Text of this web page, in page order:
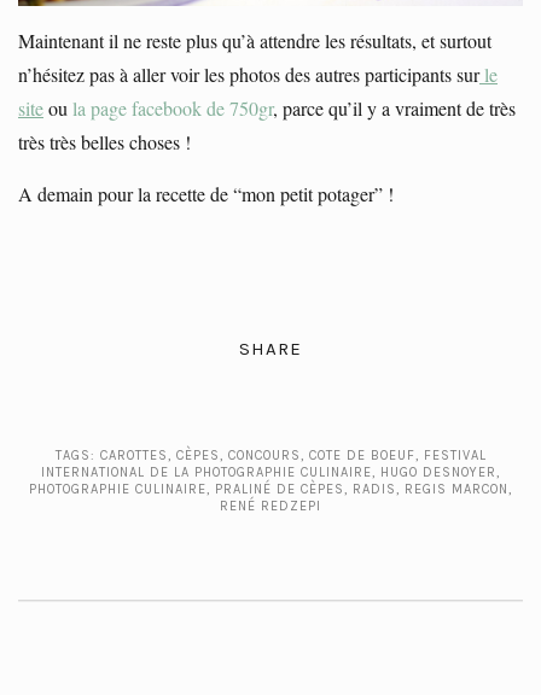
Maintenant il ne reste plus qu’à attendre les résultats, et surtout
n’hésitez pas à aller voir les photos des autres participants surle
siteou la page facebook de 750gr, parce qu’il y a vraiment de très
très très belles choses !
A demain pour la recette de “mon petit potager” !
SHARE
TAGS: CAROTTES, CÈPES, CONCOURS, COTE DE BOEUF, FESTIVAL
INTERNATIONAL DE LA PHOTOGRAPHIE CULINAIRE, HUGO DESNOYER,
PHOTOGRAPHIE CULINAIRE, PRALINÉ DE CÈPES, RADIS, REGIS MARCON,
RENÉ REDZEPI